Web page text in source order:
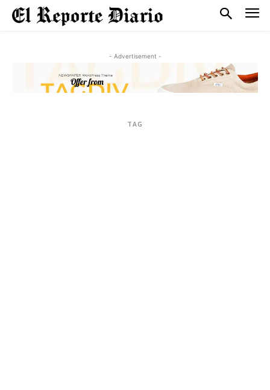
- Advertisement -
TAG